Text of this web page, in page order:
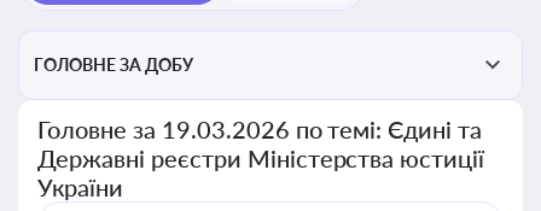
ГОЛОВНЕ ЗА ДОБУ
Головне за 19.03.2026 по темі: Єдині та
Державні реєстри Міністерства юстиції
України